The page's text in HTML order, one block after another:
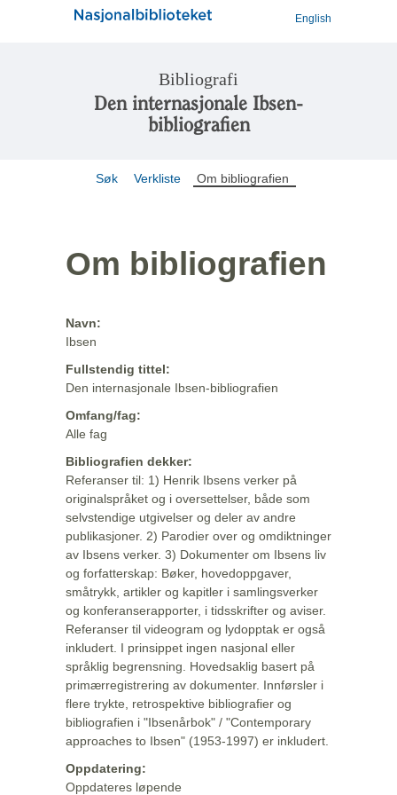
English
Bibliografi
Den internasjonale Ibsen-
bibliografien
Søk Verkliste Om bibliografien
Om bibliografien
Navn:
Ibsen
Fullstendig tittel:
Den internasjonale Ibsen-bibliografien
Omfang/fag:
Alle fag
Bibliografien dekker:
Referanser til: 1) Henrik Ibsens verker på
originalspråket og i oversettelser, både som
selvstendige utgivelser og deler av andre
publikasjoner. 2) Parodier over og omdiktninger
av Ibsens verker. 3) Dokumenter om Ibsens liv
og forfatterskap: Bøker, hovedoppgaver,
småtrykk, artikler og kapitler i samlingsverker
og konferanserapporter, i tidsskrifter og aviser.
Referanser til videogram og lydopptak er også
inkludert. I prinsippet ingen nasjonal eller
språklig begrensning. Hovedsaklig basert på
primærregistrering av dokumenter. Innførsler i
flere trykte, retrospektive bibliografier og
bibliografien i "Ibsenårbok" / "Contemporary
approaches to Ibsen" (1953-1997) er inkludert.
Oppdatering:
Oppdateres løpende